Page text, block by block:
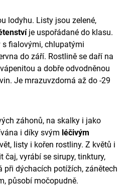
lodyhu. Listy jsou zelené,
je uspořádané do klasu.
s fialovými, chlupatými
do září. Rostlině se daří na
a dobře odvodněnou
Je mrazuvzdorná až do -29
záhonů, na skalky i jako
i díky svým léčivým
listy i kořen rostliny. Z květů i
čaj, vyrábí se sirupy, tinktury,
při dýchacích potížích, zánětech
působí močopudně.